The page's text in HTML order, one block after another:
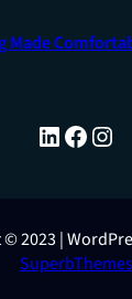
Made
LinkedIn Facebook Instagram
2023 |
SuperbThemes